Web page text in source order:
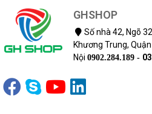
GHSHOP
Số nhà 42, Ngõ
Khương Trung,
Nội 0902.284.189 -